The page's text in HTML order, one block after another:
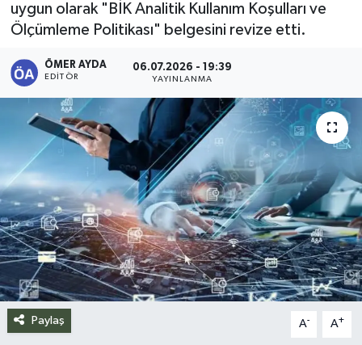
uygun olarak "BİK Analitik Kullanım Koşulları ve
Ölçümleme Politikası" belgesini revize etti.
ÖMER AYDA
EDITÖR
06.07.2026 - 19:39
YAYINLANMA
Paylaş A- A+
Sağlık
Eğitim
Kültür - Sanat
Siyaset
Spor
Teknoloji
Yazarlar
Tüm Manşetler
Son Dakika Haberleri
Haber Arşivi